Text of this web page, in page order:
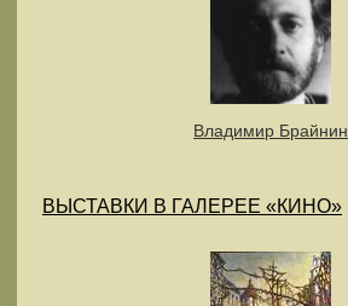
Владимир Брайнин
ВЫСТАВКИ В ГАЛЕРЕЕ «КИНО»